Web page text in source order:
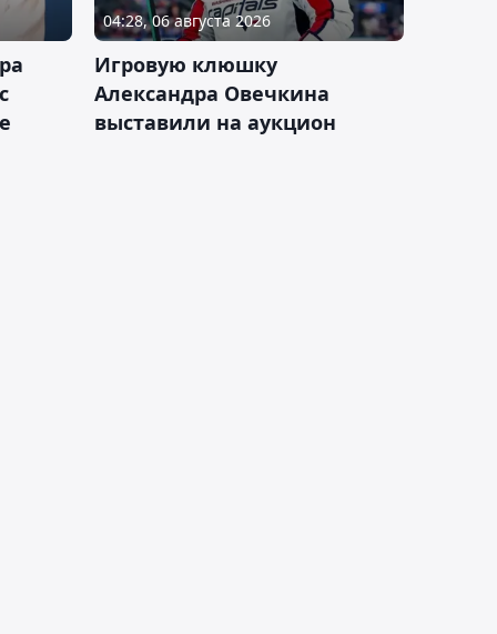
04:28, 06 августа 2026
Игровую клюшку
Александра Овечкина
выставили на аукцион